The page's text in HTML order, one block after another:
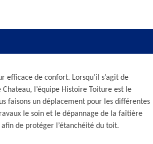
de confort. Lorsqu’il s’agit de
l’équipe Histoire Toiture est le
faisons un déplacement pour les différentes
le soin et le dépannage de la faîtière
de protéger l’étanchéité du toit.